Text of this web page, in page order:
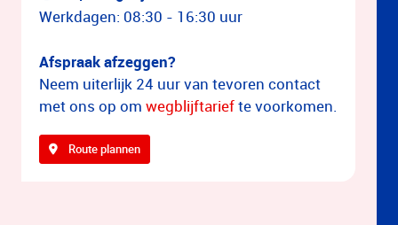
Werkdagen: 08:30 - 16:30 uur
Afspraak afzeggen?
Neem uiterlijk 24 uur van tevoren contact
met ons op om wegblijftariefte voorkomen.
Route plannen